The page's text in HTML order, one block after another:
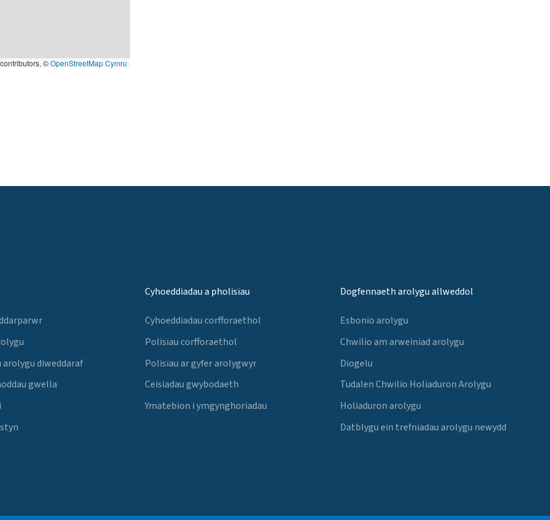
contributors, ©OpenStreetMap Cymru
arolygu diweddaraf
gwella
Cyhoeddiadau a pholisïau
Cyhoeddiadau corfforaethol
Polisïau corfforaethol
Polisïau ar gyfer arolygwyr
Ceisiadau gwybodaeth
Ymatebion i ymgynghoriadau
Dogfennaeth arolygu allweddol
Esbonio arolygu
Chwilio am arweiniad arolygu
Diogelu
Tudalen Chwilio Holiaduron Arolygu
Holiaduron arolygu
Datblygu ein trefniadau arolygu newydd